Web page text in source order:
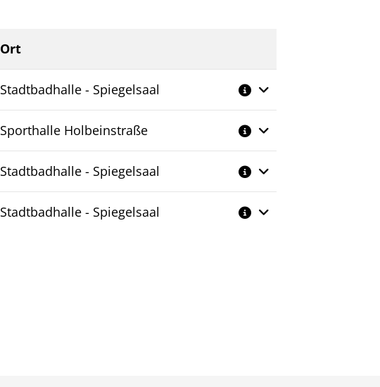
Ort
Weitere Informationen
Stadtbadhalle - Spiegelsaal
Sporthalle Holbeinstraße
Stadtbadhalle - Spiegelsaal
Stadtbadhalle - Spiegelsaal